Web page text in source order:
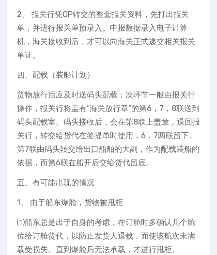
2、 报关行凭OP转交的整套报关资料，先打出报关
单，并进行报关单预录入。申报数据录入电子计算
机，海关接收到后，才可以向海关正式递交相关报关
单证。
四、配载（装船计划）
货物放行后应及时送码头配载；次环节一般由报关行
操作，报关行将盖有“海关放行章”的第6，7，8联送到
码头配载室。码头接收后，会在第8联上盖章，退回报
关行，转交给货代在签提单时使用，6，7两联留下。
第7联由码头转交给出口船舶的大副，作为配载装船的
依据，而第6联在船开后交给货代留底。
五、有可能出现的情况
1、 由于船东爆舱，货物被甩柜
⑴船东总是出于自身的考虑，在订舱时多确认几个舱
位给订舱货代，以防止发货人退载，而使该航次未满
载受损失。直到爆舱后无法承载，才进行甩柜。